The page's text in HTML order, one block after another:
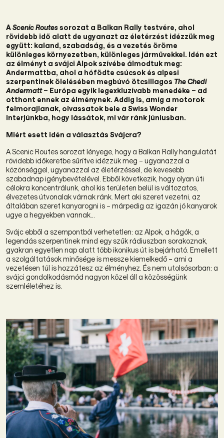
AScenic Routessorozat a Balkan Rally testvére, ahol
rövidebb idő alatt de ugyanazt az életérzést idézzük meg
együtt: kaland, szabadság, és a vezetés öröme
különleges környezetben, különleges járművekkel. Idén ezt
az élményt a svájci Alpok szívébe álmodtuk meg:
Andermattba, ahol a hófödte csúcsok és alpesi
szerpentinek ölelésében megbúvó ötcsillagos The Chedi
Andermatt– Európa egyik legexkluzívabb menedéke – ad
otthont ennek az élménynek. Addig is, amíg a motorok
felmorajlanak, olvassatok bele a Swiss Wonder
interjúnkba, hogy lássátok, mi vár ránk júniusban.
Miért esett idén a választás Svájcra?
A Scenic Routes sorozat lényege, hogy a Balkan Rally hangulatát
rövidebb időkeretbe sűrítve idézzük meg – ugyanazzal a
közönséggel, ugyanazzal az életérzéssel, de kevesebb
szabadnap igénybevételével. Ebből következik, hogy olyan úti
célokra koncentrálunk, ahol kis területen belül is változatos,
élvezetes útvonalak várnak ránk. Mert aki szeret vezetni, az
általában szeret kanyarogni is – márpedig az igazán jó kanyarok
ugye a hegyekben vannak…
Svájc ebből a szempontból verhetetlen: az Alpok, a hágók, a
legendás szerpentinek mind egy szűk rádiuszban sorakoznak,
gyakran egyetlen nap alatt több ikonikus út is bejárható. Emellett
a szolgáltatások minősége is messze kiemelkedő – ami a
vezetésen túl is hozzátesz az élményhez. És nem utolsósorban: a
svájci gondolkodásmód nagyon közel áll a közösségünk
szemléletéhez is.